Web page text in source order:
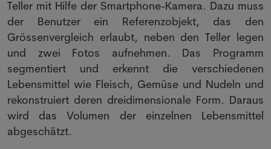
Teller mit Hilfe der Smartphone-Kamera. Dazu muss
der Benutzer ein Referenzobjekt, das den
Grössenvergleich erlaubt, neben den Teller legen
und zwei Fotos aufnehmen. Das Programm
segmentiert und erkennt die verschiedenen
Lebensmittel wie Fleisch, Gemüse und Nudeln und
rekonstruiert deren dreidimensionale Form. Daraus
wird das Volumen der einzelnen Lebensmittel
abgeschätzt.